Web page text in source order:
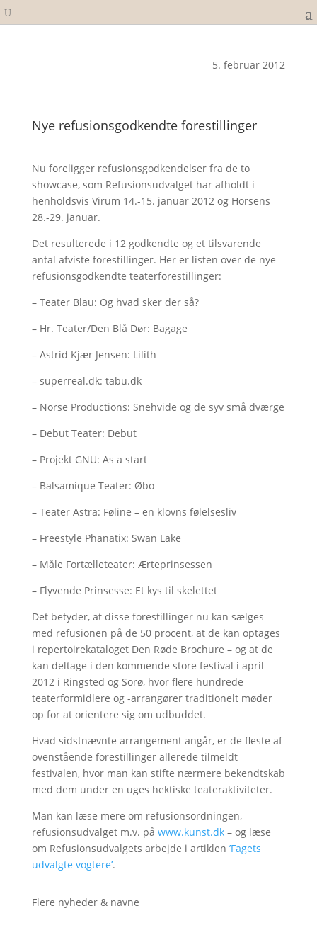
5. februar 2012
Nye refusionsgodkendte forestillinger
Nu foreligger refusionsgodkendelser fra de to
showcase, som Refusionsudvalget har afholdt i
henholdsvis Virum 14.-15. januar 2012 og Horsens
28.-29. januar.
Det resulterede i 12 godkendte og et tilsvarende
antal afviste forestillinger. Her er listen over de nye
refusionsgodkendte teaterforestillinger:
– Teater Blau: Og hvad sker der så?
– Hr. Teater/Den Blå Dør: Bagage
– Astrid Kjær Jensen: Lilith
– superreal.dk: tabu.dk
– Norse Productions: Snehvide og de syv små dværge
– Debut Teater: Debut
– Projekt GNU: As a start
– Balsamique Teater: Øbo
– Teater Astra: Føline – en klovns følelsesliv
– Freestyle Phanatix: Swan Lake
– Måle Fortælleteater: Ærteprinsessen
– Flyvende Prinsesse: Et kys til skelettet
Det betyder, at disse forestillinger nu kan sælges
med refusionen på de 50 procent, at de kan optages
i repertoirekataloget Den Røde Brochure – og at de
kan deltage i den kommende store festival i april
2012 i Ringsted og Sorø, hvor flere hundrede
teaterformidlere og -arrangører traditionelt møder
op for at orientere sig om udbuddet.
Hvad sidstnævnte arrangement angår, er de fleste af
ovenstående forestillinger allerede tilmeldt
festivalen, hvor man kan stifte nærmere bekendtskab
med dem under en uges hektiske teateraktiviteter.
Man kan læse mere om refusionsordningen,
refusionsudvalget m.v. på www.kunst.dk– og læse
om Refusionsudvalgets arbejde i artiklen ’Fagets
udvalgte vogtere’.
Flere nyheder & navne